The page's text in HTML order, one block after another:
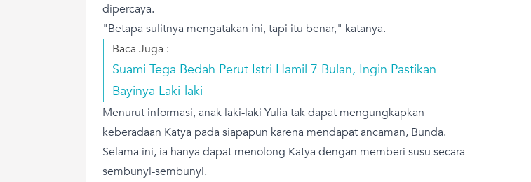
dipercaya.
"Betapa sulitnya mengatakan ini, tapi itu benar," katanya.
Baca Juga :
Suami Tega Bedah Perut Istri Hamil 7 Bulan, Ingin Pastikan
Bayinya Laki-laki
Menurut informasi, anak laki-laki Yulia tak dapat mengungkapkan
keberadaan Katya pada siapapun karena mendapat ancaman, Bunda.
Selama ini, ia hanya dapat menolong Katya dengan memberi susu secara
sembunyi-sembunyi.